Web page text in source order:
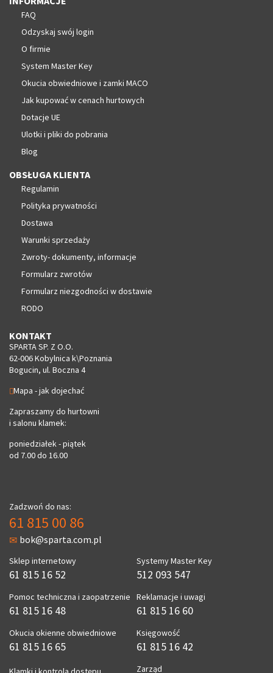
FAQ
Odzyskaj swój login
O firmie
System Master Key
Okucia obwiedniowe i zamki MACO
Jak kupować w cenach hurtowych
Dotacje UE
Ulotki i pliki do pobrania
Blog
OBSŁUGA KLIENTA
Regulamin
Polityka prywatności
Dostawa
Warunki sprzedaży
Zwroty- dokumenty, informacje
Formularz zwrotów
Formularz niezgodności w dostawie
RODO
KONTAKT
SPARTA SP. Z O.O.
62-006 Kobylnica k\Poznania
Bogucin, ul. Boczna 4
Mapa - jak dojechać
Zapraszamy do hurtowni
i salonu klamek:
poniedziałek - piątek
od 7.00 do 16.00
Zadzwoń do nas:
61 815 00 86
bok@sparta.com.pl
Sklep internetowy
61 815 16 52
Pomoc techniczna i zaopatrzenie
61 815 16 48
Okucia okienne obwiedniowe
61 815 16 65
Systemy Master Key
512 093 547
Reklamacje i uwagi
61 815 16 60
Księgowość
61 815 16 42
Zarząd